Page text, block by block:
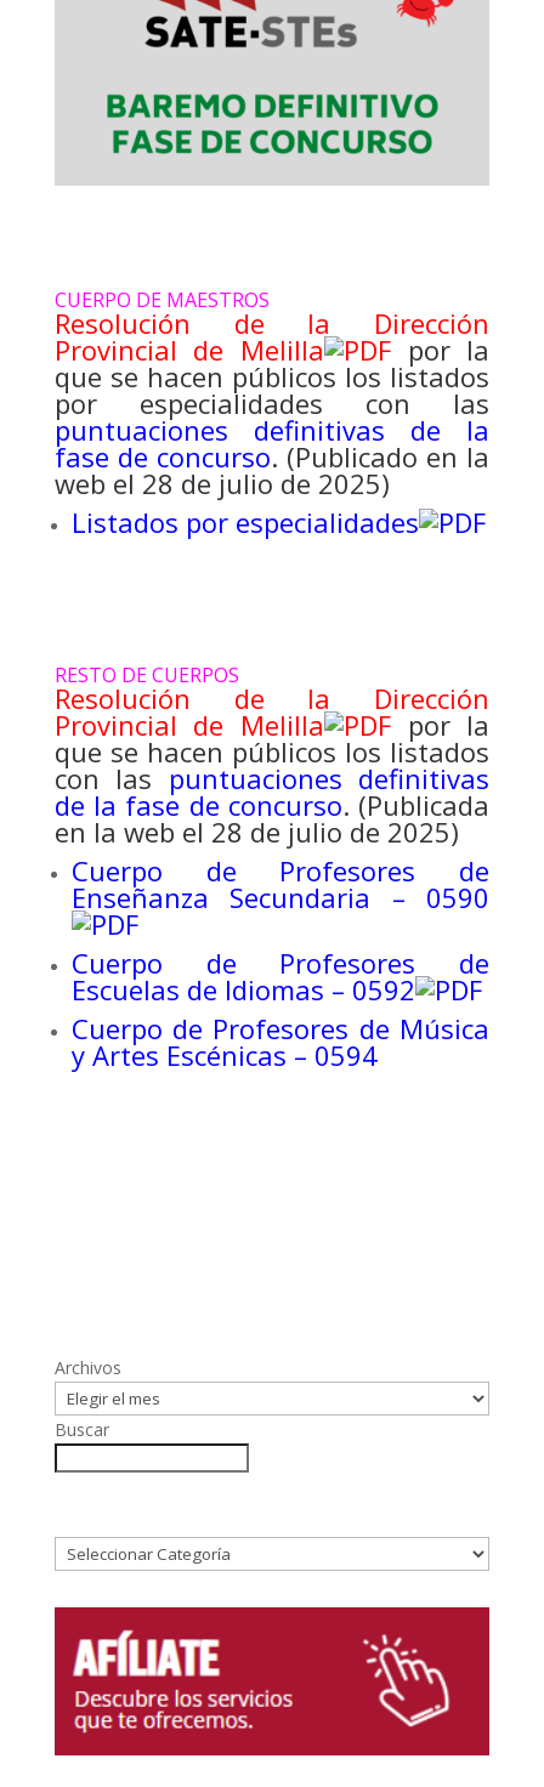
CUERPO DE MAESTROS
Resolución de la Dirección
Provincial de Melilla por la
que se hacen públicos los listados
por especialidades con las
puntuaciones definitivas de la
fase de concurso. (Publicado en la
web el 28 de julio de 2025)
Listados por especialidades
RESTO DE CUERPOS
Resolución de la Dirección
Provincial de Melilla por la
que se hacen públicos los listados
con las puntuaciones definitivas
de la fase de concurso. (Publicada
en la web el 28 de julio de 2025)
Cuerpo de Profesores de
Enseñanza Secundaria – 0590
Cuerpo de Profesores de
Escuelas de Idiomas – 0592
Cuerpo de Profesores de Música
y Artes Escénicas – 0594
Archivos
Buscar